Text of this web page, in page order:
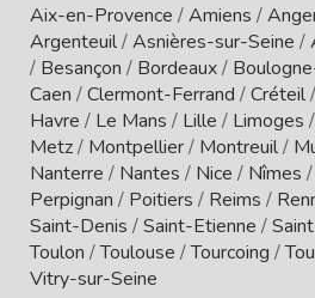
Aix-en-Provence /Amiens /
Argenteuil/Asnières-sur-Seine /
/ Besançon / Bordeaux/
Caen /Clermont-Ferrand /Créteil/
Havre / Le Mans / Lille / Limoges /
Metz/ Montpellier/ Montreuil/
Nanterre / Nantes / Nice / Nîmes /
Perpignan / Poitiers / Reims /
Saint-Denis /Saint-Etienne /
Toulon /Toulouse /Tourcoing /
Vitry-sur-Seine